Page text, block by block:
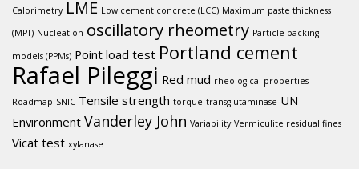
Calorimetry LME Low cement concrete (LCC) Maximum paste thickness
(MPT) Nucleation oscillatory rheometry Particle packing
models (PPMs) Point load test Portland cement
Rafael Pileggi Red mud rheological properties
Roadmap SNIC Tensile strength torque transglutaminase UN
Environment Vanderley John Variability Vermiculite residual fines
Vicat test xylanase